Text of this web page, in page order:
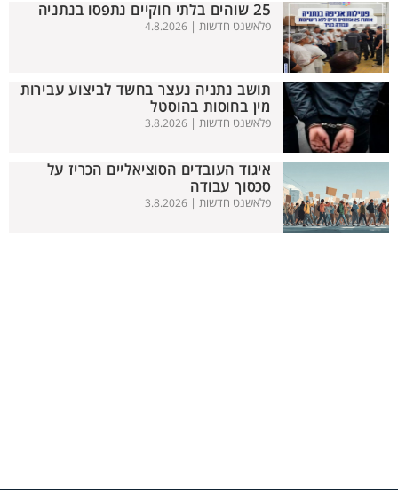
25 שוהים בלתי חוקיים נתפסו בנתניה
פלאשנט חדשות | 4.8.2026
תושב נתניה נעצר בחשד לביצוע עבירות
מין בחוסות בהוסטל
פלאשנט חדשות | 3.8.2026
איגוד העובדים הסוציאליים הכריז על
סכסוך עבודה
פלאשנט חדשות | 3.8.2026